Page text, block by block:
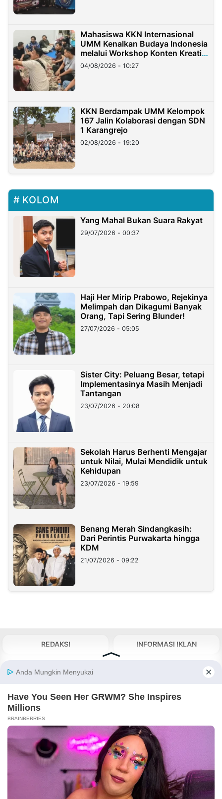
Mahasiswa KKN Internasional
UMM Kenalkan Budaya Indonesia
melalui Workshop Konten Kreatif
di Taiwan
04/08/2026 - 10:27
KKN Berdampak UMM Kelompok
167 Jalin Kolaborasi dengan SDN
1 Karangrejo
02/08/2026 - 19:20
KOLOM
Yang Mahal Bukan Suara Rakyat
29/07/2026 - 00:37
Haji Her Mirip Prabowo, Rejekinya
Melimpah dan Dikagumi Banyak
Orang, Tapi Sering Blunder!
27/07/2026 - 05:05
Sister City: Peluang Besar, tetapi
Implementasinya Masih Menjadi
Tantangan
23/07/2026 - 20:08
Sekolah Harus Berhenti Mengajar
untuk Nilai, Mulai Mendidik untuk
Kehidupan
23/07/2026 - 19:59
Benang Merah Sindangkasih:
Dari Perintis Purwakarta hingga
KDM
21/07/2026 - 09:22
REDAKSI INFORMASI IKLAN
KIRIM KARYA
MEDIA PARTNER
About Our Kabarbaru.co
Kabarbaru.co menyajikan berita aktual dan